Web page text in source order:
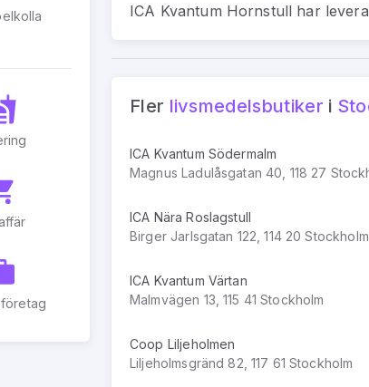
ICA Kvantum Hornstull har
Fler livsmedelsbutiker i
ICA Kvantum Södermalm
Magnus Ladulåsgatan 40, 118 27
ICA Nära Roslagstull
Birger Jarlsgatan 122, 114 20 Stockholm
ICA Kvantum Värtan
Malmvägen 13, 115 41 Stockholm
Coop Liljeholmen
Liljeholmsgränd 82, 117 61 Stockholm